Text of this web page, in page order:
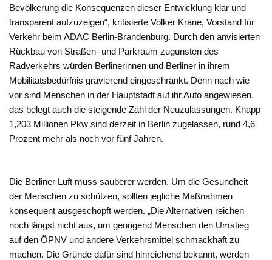
Bevölkerung die Konsequenzen dieser Entwicklung klar und
transparent aufzuzeigen“, kritisierte Volker Krane, Vorstand für
Verkehr beim ADAC Berlin-Brandenburg. Durch den anvisierten
Rückbau von Straßen- und Parkraum zugunsten des
Radverkehrs würden Berlinerinnen und Berliner in ihrem
Mobilitätsbedürfnis gravierend eingeschränkt. Denn nach wie
vor sind Menschen in der Hauptstadt auf ihr Auto angewiesen,
das belegt auch die steigende Zahl der Neuzulassungen. Knapp
1,203 Millionen Pkw sind derzeit in Berlin zugelassen, rund 4,6
Prozent mehr als noch vor fünf Jahren.
Die Berliner Luft muss sauberer werden. Um die Gesundheit
der Menschen zu schützen, sollten jegliche Maßnahmen
konsequent ausgeschöpft werden. „Die Alternativen reichen
noch längst nicht aus, um genügend Menschen den Umstieg
auf den ÖPNV und andere Verkehrsmittel schmackhaft zu
machen. Die Gründe dafür sind hinreichend bekannt, werden